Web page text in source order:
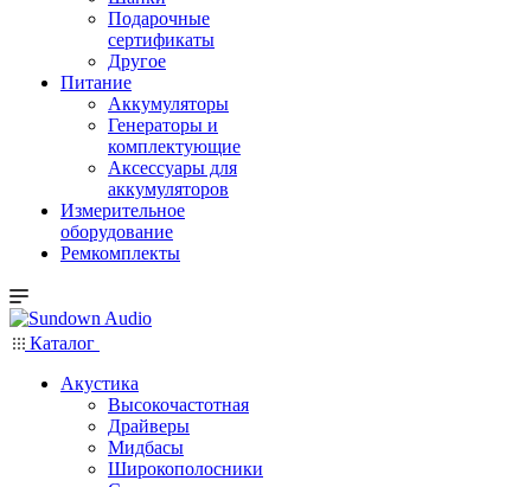
Подарочные
сертификаты
Другое
Питание
Аккумуляторы
Генераторы и
комплектующие
Аксессуары для
аккумуляторов
Измерительное
оборудование
Ремкомплекты
Каталог
Акустика
Высокочастотная
Драйверы
Мидбасы
Широкополосники